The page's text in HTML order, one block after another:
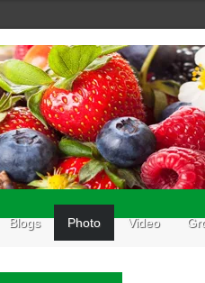
Blogs Photo Video